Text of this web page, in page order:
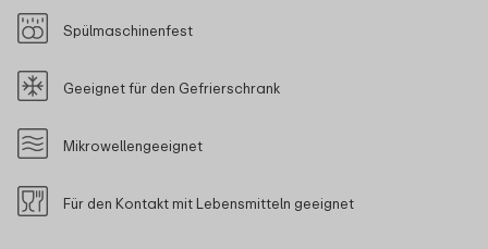
Spülmaschinenfest
Geeignet für den Gefrierschrank
Mikrowellengeeignet
Für den Kontakt mit Lebensmitteln geeignet